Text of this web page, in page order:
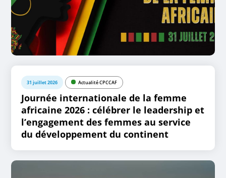
31 juillet 2026 Actualité CPCCAF
Journée internationale de la femme
africaine 2026 : célébrer le leadership et
l’engagement des femmes au service
du développement du continent